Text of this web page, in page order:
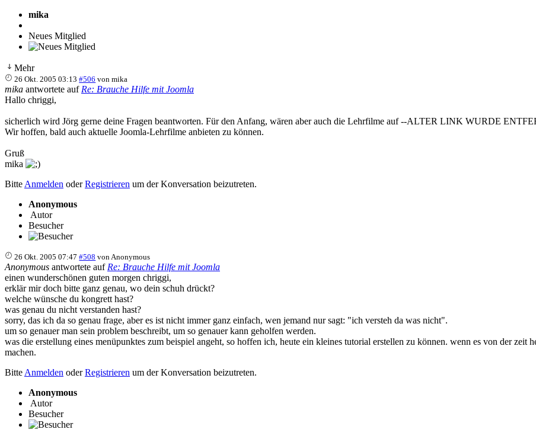
mika
Neues Mitglied
Mehr
26 Okt. 2005 03:13 #506 vonmika
mika antwortete auf Re: Brauche Hilfe mit Joomla
Hallo chriggi,
sicherlich wird Jörg gerne deine Fragen beantworten. Für den Anfang, wären aber auch die Lehrfilme auf --ALTER LINK WURDE
Wir hoffen, bald auch aktuelle Joomla-Lehrfilme anbieten zu können.
Gruß
mika
Bitte Anmelden oderRegistrieren um der Konversation beizutreten.
Anonymous
Autor
Besucher
26 Okt. 2005 07:47 #508 von Anonymous
Anonymous antwortete auf Re: Brauche Hilfe mit Joomla
einen wunderschönen guten morgen chriggi,
erklär mir doch bitte ganz genau, wo dein schuh drückt?
welche wünsche du kongrett hast?
was genau du nicht verstanden hast?
sorry, das ich da so genau frage, aber es ist nicht immer ganz einfach, wen jemand nur sagt: "ich versteh da was nicht".
um so genauer man sein problem beschreibt, um so genauer kann geholfen werden.
was die erstellung eines menüpunktes zum beispiel angeht, so hoffen ich, heute ein kleines tutorial erstellen zu können. wenn es von der zeit
machen.
Bitte Anmelden oderRegistrieren um der Konversation beizutreten.
Anonymous
Autor
Besucher